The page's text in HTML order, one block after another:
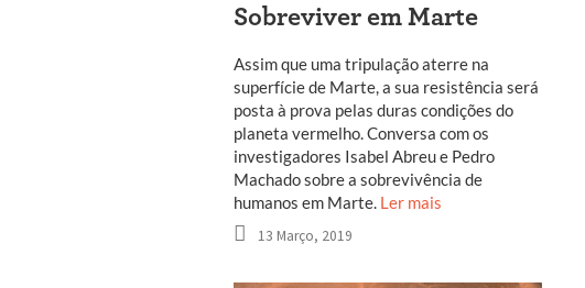
Sobreviver em Marte
Assim que uma tripulação aterre na
superfície de Marte, a sua resistência será
posta à prova pelas duras condições do
planeta vermelho. Conversa com os
investigadores Isabel Abreu e Pedro
Machado sobre a sobrevivência de
humanos em Marte. Ler mais
13 Março, 2019